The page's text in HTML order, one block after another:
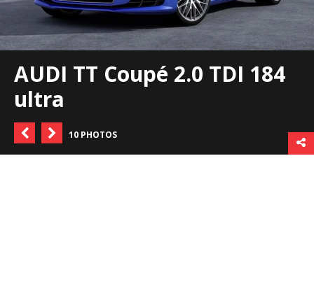
AUDI TT Coupé 2.0 TDI 184
ultra
10 PHOTOS